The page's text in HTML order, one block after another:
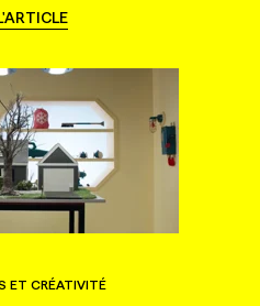
ET CRÉATIVITÉ